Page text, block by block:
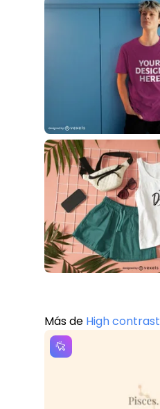
Más de High contrast